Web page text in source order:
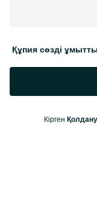
Құпия сөзді
Кірген